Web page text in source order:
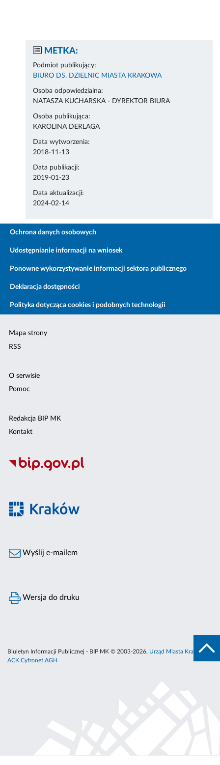
METKA:
Podmiot publikujący:
BIURO DS. DZIELNIC MIASTA KRAKOWA
Osoba odpowiedzialna:
NATASZA KUCHARSKA - DYREKTOR BIURA
Osoba publikująca:
KAROLINA DERLAGA
Data wytworzenia:
2018-11-13
Data publikacji:
2019-01-23
Data aktualizacji:
2024-02-14
Ochrona danych osobowych
Udostępnianie informacji na wniosek
Ponowne wykorzystywanie informacji sektora publicznego
Deklaracja dostępności
Polityka dotycząca cookies i podobnych technologii
Mapa strony
RSS
O serwisie
Pomoc
Redakcja BIP MK
Kontakt
Wyślij e-mailem
Wersja do druku
Biuletyn Informacji Publicznej - BIP MK © 2003-2026, Urząd Miasta Krakowa
ACK Cyfronet AGH